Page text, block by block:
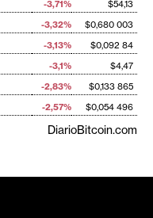
-3,71%
$54,13
-3,32%
$0,680 003
-3,13%
$0,092 84
-3,1%
$4,47
-2,83%
$0,133 865
-2,57% $0,054 496
DiarioBitcoin.com